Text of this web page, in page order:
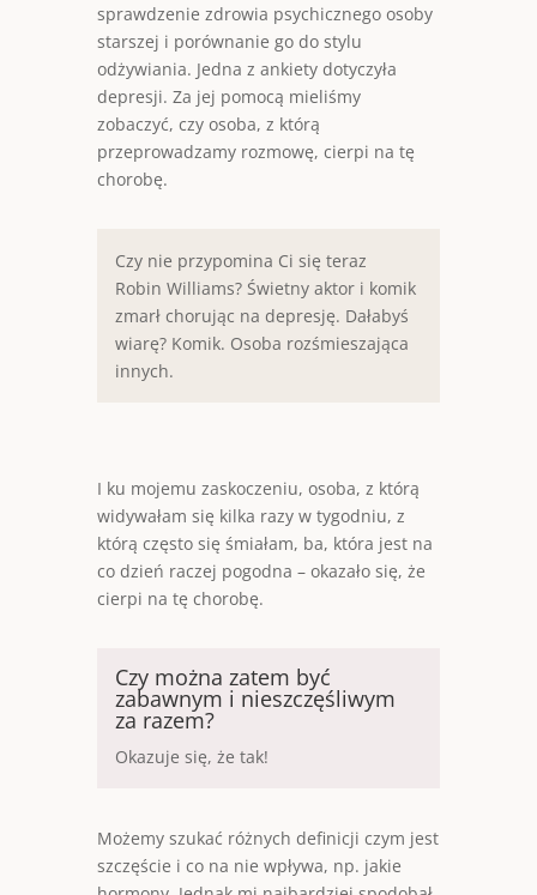
sprawdzenie zdrowia psychicznego osoby
starszej i porównanie go do stylu
odżywiania. Jedna z ankiety dotyczyła
depresji. Za jej pomocą mieliśmy
zobaczyć, czy osoba, z którą
przeprowadzamy rozmowę, cierpi na tę
chorobę.
Czy nie przypomina Ci się teraz
Robin Williams? Świetny aktor i komik
zmarł chorując na depresję. Dałabyś
wiarę? Komik. Osoba rozśmieszająca
innych.
I ku mojemu zaskoczeniu, osoba, z którą
widywałam się kilka razy w tygodniu, z
którą często się śmiałam, ba, która jest na
co dzień raczej pogodna – okazało się, że
cierpi na tę chorobę.
Czy można zatem być
zabawnym i nieszczęśliwym
za razem?
Okazuje się, że tak!
Możemy szukać różnych definicji czym jest
szczęście i co na nie wpływa, np. jakie